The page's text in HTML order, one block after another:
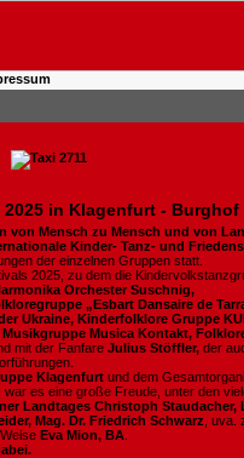
in Klagenfurt - Burghof
von Mensch zu Mensch und von
Kinder- Tanz- und
der einzelnen Gruppen statt.
2025, zu dem die
Orchester Suschnig,
„Esbart Dansaire de
Ukraine, Kinderfolklore Gruppe
Musica Kontakt,
mit der Fanfare Julius Stöffler, der
Klagenfurt und dem
, war es eine große Freude, unter den
Landtages Christoph Staudacher,
Mag. Dr. Friedrich Schwarz , uva.
Eva Mion, BA